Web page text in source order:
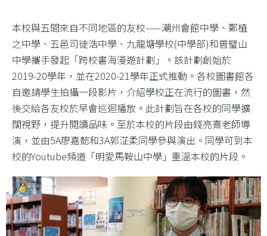
本校與五間來自不同地區的友校——潮州會館中學、鄭植
之中學、五邑司徒浩中學、九龍塘學校(中學部)和曾璧山
中學攜手發起「跨校書海漫遊計劃」。該計劃創始於
2019-20學年，並在2020-21學年正式推動。各校圖書館各
自邀請學生拍攝一段影片，介紹學校正在流行的圖書，然
後交給各友校於早會巡迴播放。此計劃旨在各校的同學擴
闊視野，提升閱讀品味。至於本校的片段由錢亮熹老師導
演，並由5A廖嘉懿和3A郭淽柔同學參與演出。同學可到本
校的Youtube頻道「明愛馬鞍山中學」重溫本校的片段。